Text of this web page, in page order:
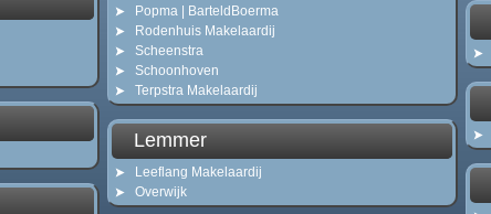
Popma | BarteldBoerma
Rodenhuis Makelaardij
Scheenstra
Schoonhoven
Terpstra Makelaardij
Lemmer
Leeflang Makelaardij
Overwijk